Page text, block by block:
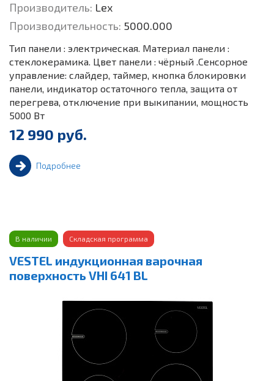
Производитель: Lex
Производительность: 5000.000
Тип панели : электрическая. Материал панели :
стеклокерамика. Цвет панели : чёрный .Сенсорное
управление: слайдер, таймер, кнопка блокировки
панели, индикатор остаточного тепла, защита от
перегрева, отключение при выкипании, мощность
5000 Вт
12 990 руб.
Подробнее
В наличии Складская программа
VESTEL индукционная варочная
поверхность VHI 641 BL